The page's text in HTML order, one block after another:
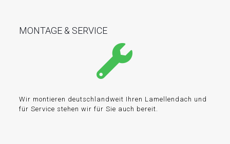
MONTAGE & SERVICE
Wir montieren deutschlandweit Ihren Lamellendach und
für Service stehen wir für Sie auch bereit.